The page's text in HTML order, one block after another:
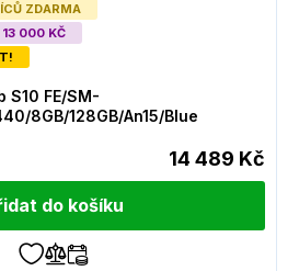
ZDARMA
13 000 KČ
S10 FE/SM-
8GB/128GB/An15/Blue
14 489 Kč
do košíku